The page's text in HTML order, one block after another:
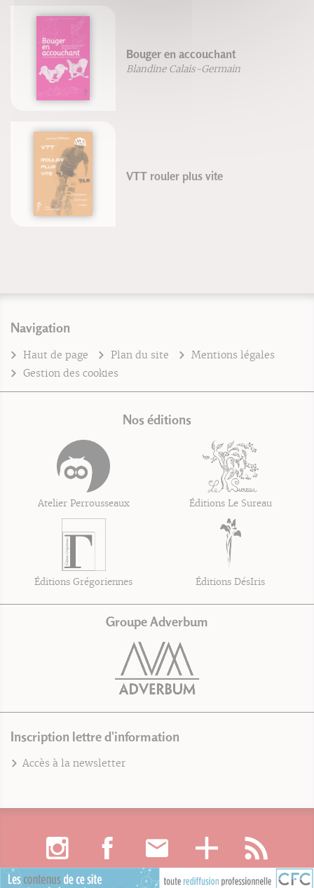
Bouger en accouchant
Blandine Calais-Germain
VTT rouler plus vite
Navigation
Haut de page Plan du site
Mentions légales
Gestion des cookies
Nos éditions
Atelier Perrousseaux Éditions Le Sureau
Éditions Grégoriennes Éditions DésIris
Groupe Adverbum
Inscription lettre d'information
Accès à la newsletter